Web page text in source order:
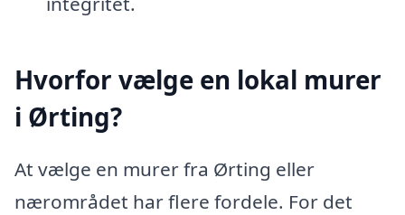
Hvorfor vælge en lokal murer
i Ørting?
At vælge en murer fra Ørting eller
nærområdet har flere fordele. For det